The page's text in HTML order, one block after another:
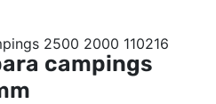
campings